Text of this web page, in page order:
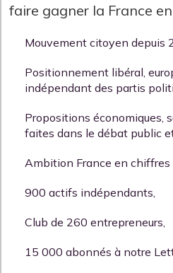
faire gagner la France
Mouvement citoyen depuis
Positionnement libéral,
indépendant des partis
Propositions économiques,
faites dans le débat public
Ambition France en chiffres
900 actifs indépendants,
Club de 260 entrepreneurs,
15 000 abonnés à notre